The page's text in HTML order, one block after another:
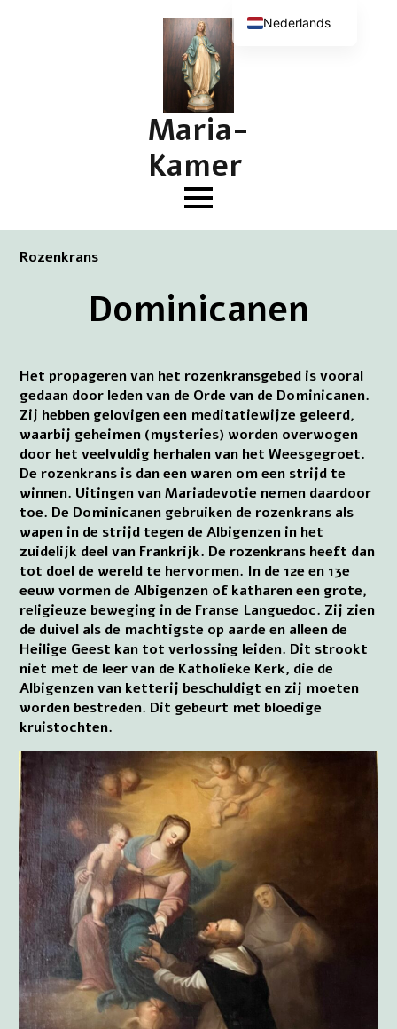
Maria-
Kamer
Rozenkrans
Dominicanen
Het propageren van het rozenkransgebed is vooral
gedaan door leden van de Orde van de Dominicanen.
Zij hebben gelovigen een meditatiewijze geleerd,
waarbij geheimen (mysteries) worden overwogen
door het veelvuldig herhalen van het Weesgegroet.
De rozenkrans is dan een waren om een strijd te
winnen. Uitingen van Mariadevotie nemen daardoor
toe. De Dominicanen gebruiken de rozenkrans als
wapen in de strijd tegen de Albigenzen in het
zuidelijk deel van Frankrijk. De rozenkrans heeft dan
tot doel de wereld te hervormen. In de 12e en 13e
eeuw vormen de Albigenzen of katharen een grote,
religieuze beweging in de Franse Languedoc. Zij zien
de duivel als de machtigste op aarde en alleen de
Heilige Geest kan tot verlossing leiden. Dit strookt
niet met de leer van de Katholieke Kerk, die de
Albigenzen van ketterij beschuldigt en zij moeten
worden bestreden. Dit gebeurt met bloedige
kruistochten.
Nederlands